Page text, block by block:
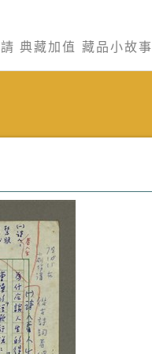
典藏加值 藏品小故事